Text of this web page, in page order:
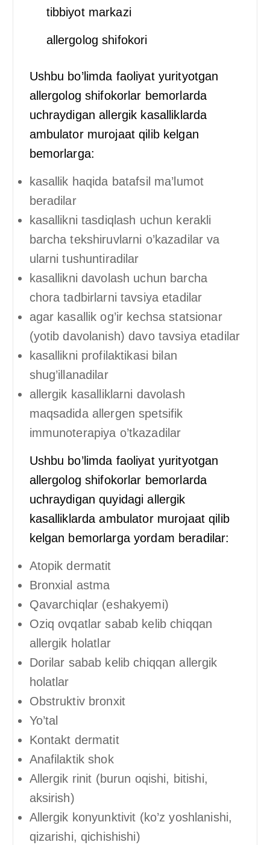
tibbiyot markazi
allergolog shifokori
Ushbu bo’limda faoliyat yurityotgan
allergolog shifokorlar bemorlarda
uchraydigan allergik kasalliklarda
ambulator murojaat qilib kelgan
bemorlarga:
kasallik haqida batafsil ma’lumot
beradilar
kasallikni tasdiqlash uchun kerakli
barcha tekshiruvlarni o’kazadilar va
ularni tushuntiradilar
kasallikni davolash uchun barcha
chora tadbirlarni tavsiya etadilar
agar kasallik og’ir kechsa statsionar
(yotib davolanish) davo tavsiya etadilar
kasallikni profilaktikasi bilan
shug’illanadilar
allergik kasalliklarni davolash
maqsadida allergen spetsifik
immunoterapiya o’tkazadilar
Ushbu bo’limda faoliyat yurityotgan
allergolog shifokorlar bemorlarda
uchraydigan quyidagi allergik
kasalliklarda ambulator murojaat qilib
kelgan bemorlarga yordam beradilar:
Atopik dermatit
Bronxial astma
Qavarchiqlar (eshakyemi)
Oziq ovqatlar sabab kelib chiqqan
allergik holatlar
Dorilar sabab kelib chiqqan allergik
holatlar
Obstruktiv bronxit
Yo’tal
Kontakt dermatit
Anafilaktik shok
Allergik rinit (burun oqishi, bitishi,
aksirish)
Allergik konyunktivit (ko’z yoshlanishi,
qizarishi, qichishishi)